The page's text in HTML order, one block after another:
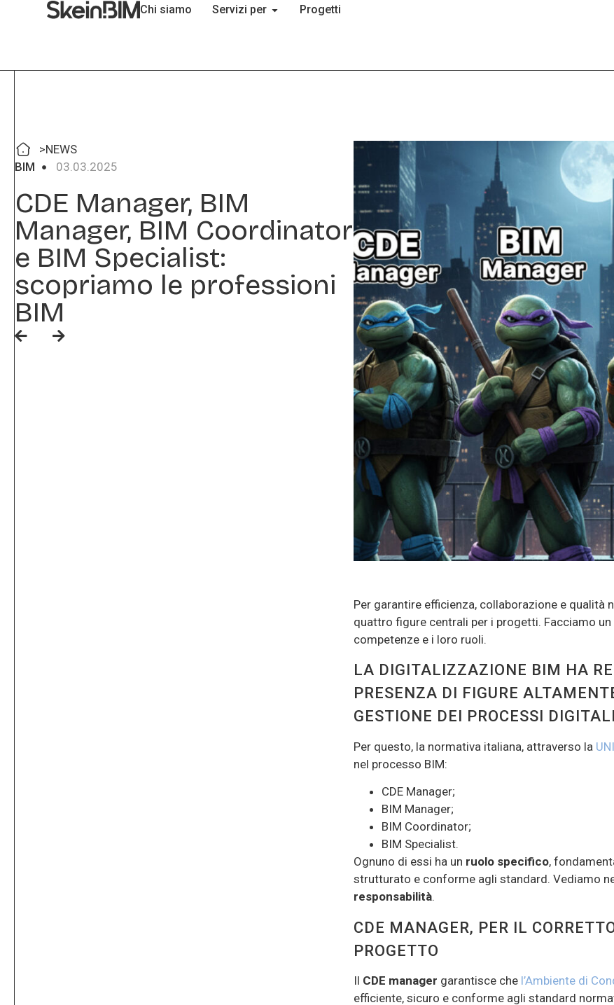
Chi siamo Servizi per Progetti
>NEWS
BIM
03.03.2025
CDE Manager, BIM
Manager, BIM Coordinator
e BIM Specialist:
scopriamo le professioni
BIM
Per garantire efficienza, collaborazione e qualità
quattro figure centrali per i progetti. Facciamo
competenze e i loro ruoli.
LA DIGITALIZZAZIONE BIM HA
PRESENZA DI FIGURE
GESTIONE DEI PROCESSI DIGITALI
Per questo, la normativa italiana, attraverso la
nel processo BIM:
CDE Manager;
BIM Manager;
BIM Coordinator;
BIM Specialist.
Ognuno di essi ha un ruolo specifico,
strutturato e conforme agli standard. Vediamo
responsabilità.
CDE MANAGER, PER IL
PROGETTO
Il CDE manager garantisce che l’Ambiente di
efficiente, sicuro e conforme agli standard